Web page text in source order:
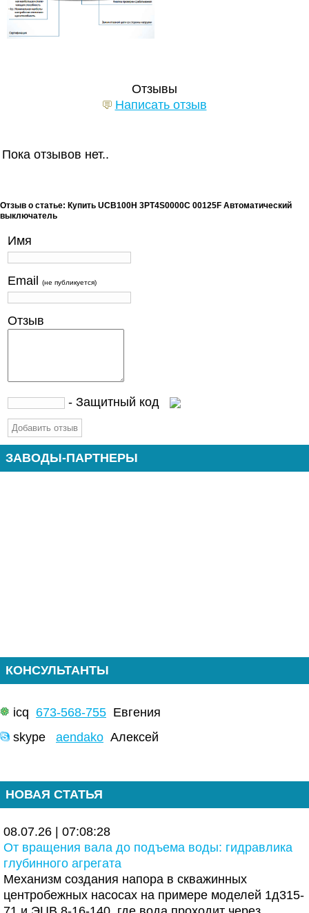
Отзывы
Написать отзыв
Пока отзывов нет..
Отзыв о статье: Купить UCB100H 3PT4S0000C 00125F Автоматический
выключатель
Имя
Email (не публикуется)
Отзыв
- Защитный код
ЗАВОДЫ-ПАРТНЕРЫ
КОНСУЛЬТАНТЫ
icq 673-568-755 Евгения
skype aendako Алексей
НОВАЯ СТАТЬЯ
08.07.26 | 07:08:28
От вращения вала до подъема воды: гидравлика
глубинного агрегата
Механизм создания напора в скважинных
центробежных насосах на примере моделей 1д315-